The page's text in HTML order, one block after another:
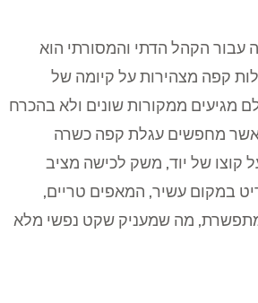
הקהל הדתי והמסורתי הוא
קפה מצהירות על קיומה של
מגיעים ממקורות שונים ולא בהכרח
כאשר מחפשים עגלת קפה כשרה
קוצו של יוד, משק לכישה מציב
במקום עשיר, המאפים טריים,
מה שמעניק שקט נפשי מלא